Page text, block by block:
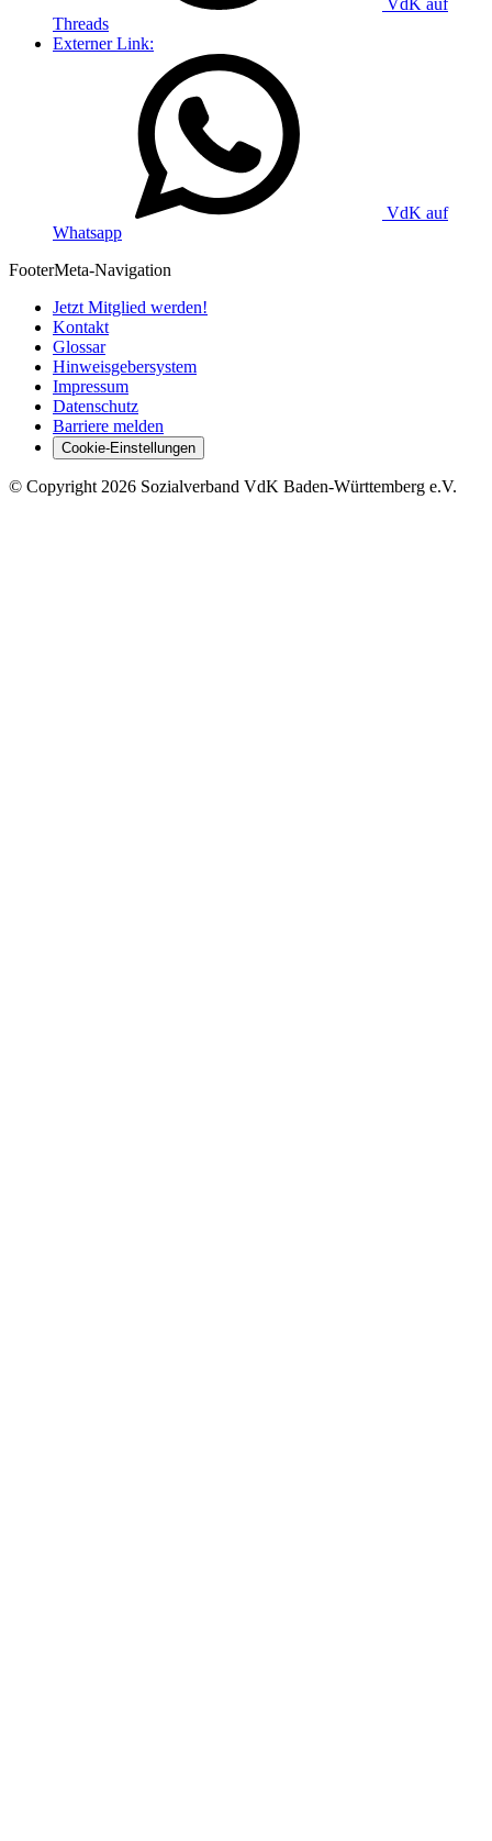
VdK auf
Threads
Externer Link:
VdK auf
Whatsapp
FooterMeta-Navigation
Jetzt Mitglied werden!
Kontakt
Glossar
Hinweisgebersystem
Impressum
Datenschutz
Barriere melden
Cookie-Einstellungen
© Copyright 2026 Sozialverband VdK Baden-Württemberg e.V.